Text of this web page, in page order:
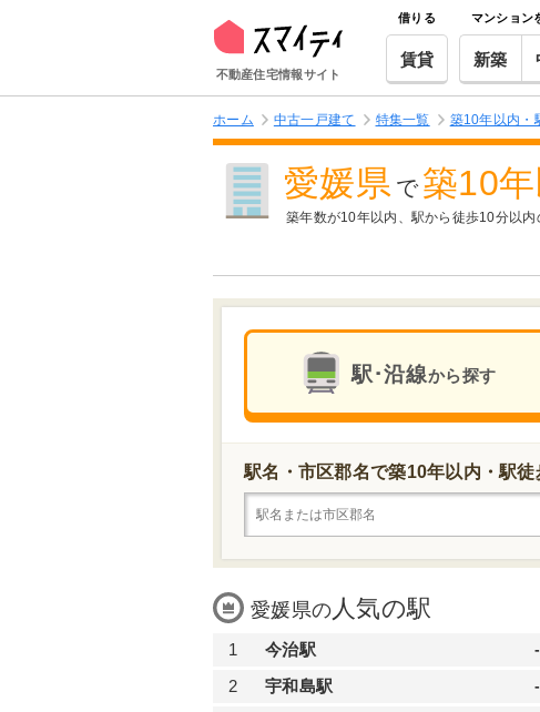
不動産住宅情報サイト
借りる
賃貸
マンション
新築
ホーム 中古一戸建て 特集一覧 築10年以内・
愛媛県 で 築10
築年数が10年以内、駅から徒歩10分以
駅･沿線から探す
駅名・市区郡名で築10年以内・駅
愛媛県の人気の駅
1 今治駅 -
2 宇和島駅 -